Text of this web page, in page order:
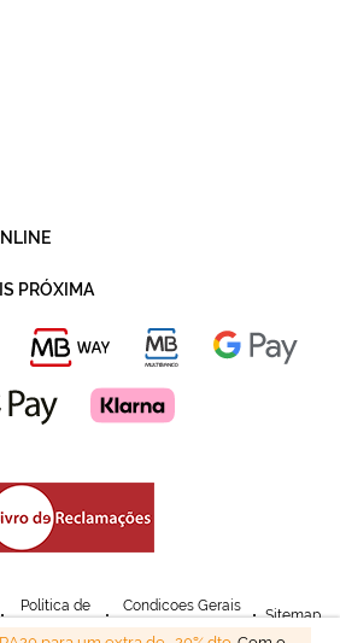
PRÓXIMA
Política de
Cookies
Condicoes Gerais
de Venda
Sitemap